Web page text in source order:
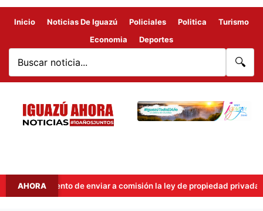
Inicio Noticias De Iguazú Policiales Politica
Turismo
Economia
Deportes
🔍
AHORA
el intento de enviar a comisión la ley de propiedad privada